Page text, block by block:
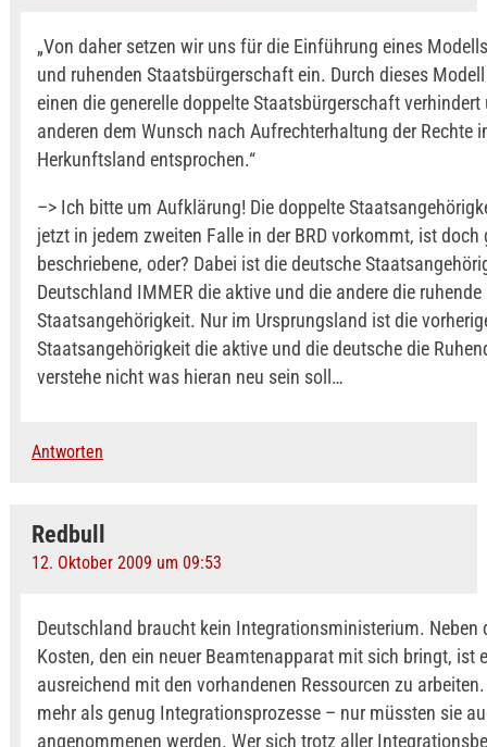
„Von daher setzen wir uns für die Einführung eines
und ruhenden Staatsbürgerschaft ein. Durch dieses
einen die generelle doppelte Staatsbürgerschaft
anderen dem Wunsch nach Aufrechterhaltung der Rechte
Herkunftsland entsprochen.“
–> Ich bitte um Aufklärung! Die doppelte
jetzt in jedem zweiten Falle in der BRD vorkommt, ist doch
beschriebene, oder? Dabei ist die deutsche
Deutschland IMMER die aktive und die andere die ruhende
Staatsangehörigkeit. Nur im Ursprungsland ist die
Staatsangehörigkeit die aktive und die deutsche die
verstehe nicht was hieran neu sein soll…
Antworten
Redbull
12. Oktober 2009 um 09:53
Deutschland braucht kein Integrationsministerium. Neben
Kosten, den ein neuer Beamtenapparat mit sich bringt, ist
ausreichend mit den vorhandenen Ressourcen zu
mehr als genug Integrationsprozesse – nur müssten sie
angenommenen werden. Wer sich trotz aller